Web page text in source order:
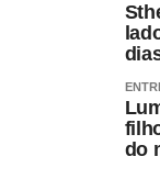
para reduzir a
Outra ação
cenário
de cirurgias
elétricas
do